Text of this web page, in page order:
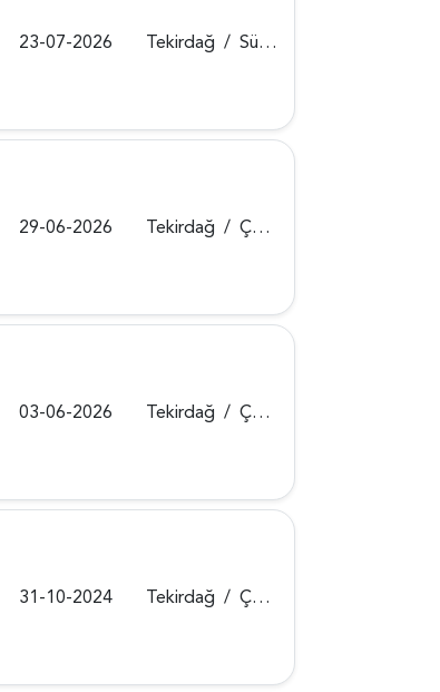
23-07-2026 Tekirdağ / Süleymanpaşa
29-06-2026 Tekirdağ / Çorlu
03-06-2026 Tekirdağ / Çerkezköy
31-10-2024 Tekirdağ / Çerkezköy